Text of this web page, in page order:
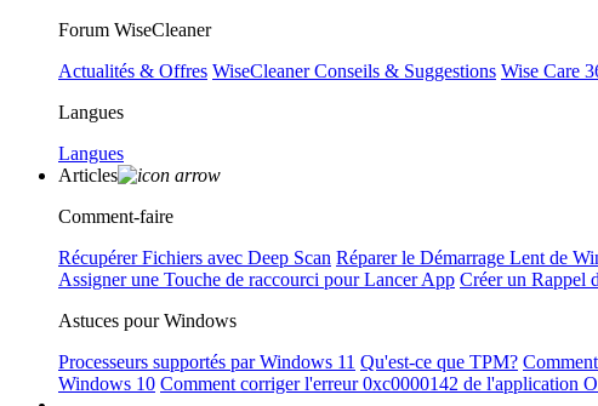
Forum WiseCleaner
Actualités & Offres WiseCleaner Conseils & Suggestions Wise Care
Langues
Langues
Articles
Comment-faire
Récupérer Fichiers avec Deep Scan Réparer le Démarrage Lent de
Assigner une Touche de raccourci pour Lancer App Créer un Rappel
Astuces pour Windows
Processeurs supportés par Windows 11 Qu'est-ce que TPM?
Windows 10 Comment corriger l'erreur 0xc0000142 de l'application